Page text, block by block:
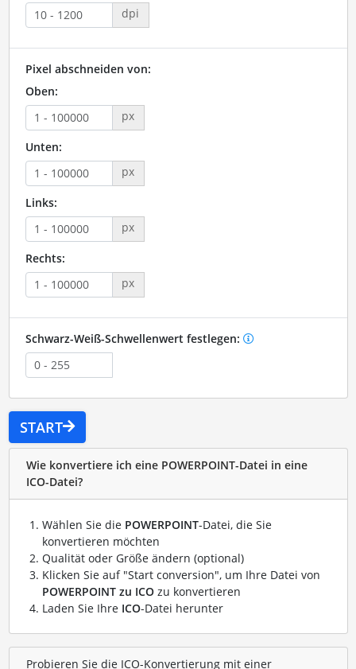
dpi
Pixel abschneiden von:
Oben:
px
Unten:
px
Links:
px
Rechts:
px
Schwarz-Weiß-Schwellenwert festlegen:
START
Wie konvertiere ich eine POWERPOINT-Datei in eine
ICO-Datei?
Wählen Sie die POWERPOINT-Datei, die Sie
konvertieren möchten
Qualität oder Größe ändern (optional)
Klicken Sie auf "Start conversion", um Ihre Datei von
POWERPOINT zu ICOzu konvertieren
Laden Sie Ihre ICO-Datei herunter
Probieren Sie die ICO-Konvertierung mit einer